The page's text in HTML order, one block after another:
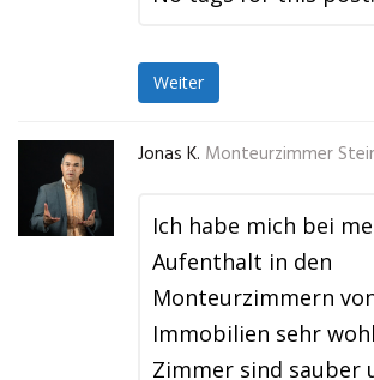
Weiter
Jonas K. Monteurzimmer
Ich habe mich bei
Aufenthalt in den
Monteurzimmern
Immobilien sehr
Zimmer sind sauber